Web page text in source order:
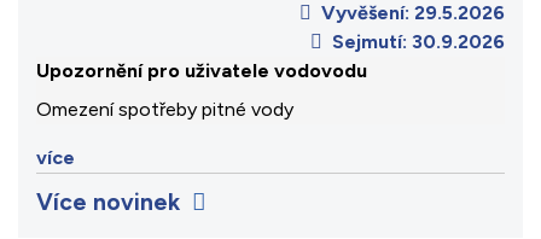
Vyvěšení: 29.5.2026
Sejmutí: 30.9.2026
Upozornění pro uživatele vodovodu
Omezení spotřeby pitné vody
více
Více novinek